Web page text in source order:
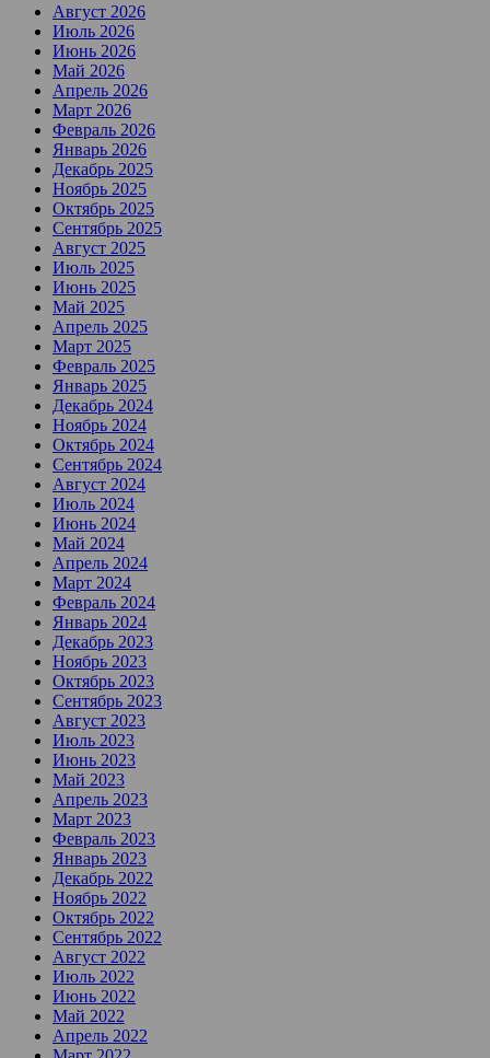
Август 2026
Июль 2026
Июнь 2026
Май 2026
Апрель 2026
Март 2026
Февраль 2026
Январь 2026
Декабрь 2025
Ноябрь 2025
Октябрь 2025
Сентябрь 2025
Август 2025
Июль 2025
Июнь 2025
Май 2025
Апрель 2025
Март 2025
Февраль 2025
Январь 2025
Декабрь 2024
Ноябрь 2024
Октябрь 2024
Сентябрь 2024
Август 2024
Июль 2024
Июнь 2024
Май 2024
Апрель 2024
Март 2024
Февраль 2024
Январь 2024
Декабрь 2023
Ноябрь 2023
Октябрь 2023
Сентябрь 2023
Август 2023
Июль 2023
Июнь 2023
Май 2023
Апрель 2023
Март 2023
Февраль 2023
Январь 2023
Декабрь 2022
Ноябрь 2022
Октябрь 2022
Сентябрь 2022
Август 2022
Июль 2022
Июнь 2022
Май 2022
Апрель 2022